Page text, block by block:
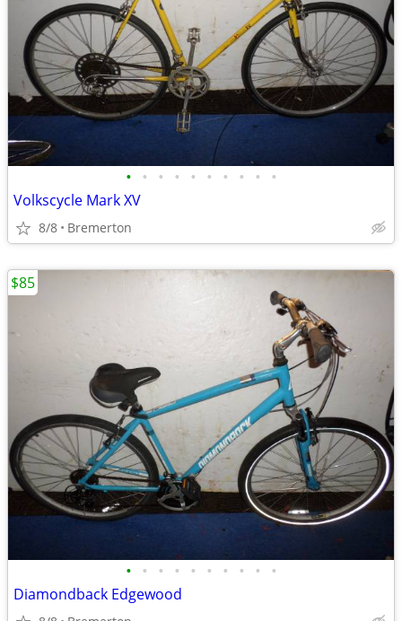
• • • • • • • • • •
Volkscycle Mark XV
8/8 Bremerton
• • • • • • • • • •
Diamondback Edgewood
$85